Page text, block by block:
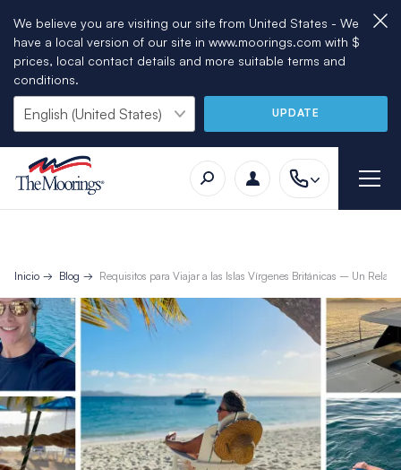
We believe you are visiting our site from United States - We
have a local version of our site in www.moorings.com with $
prices, local contact details and more suitable terms and
conditions.
UPDATE
Inicio Blog Requisitos para Viajar a las Islas Vírgenes Británicas – Un